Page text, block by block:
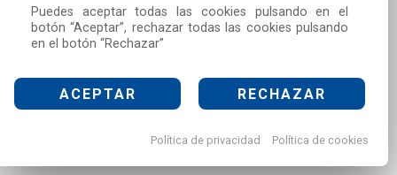
Puedes aceptar todas las cookies pulsando en el
botón “Aceptar”, rechazar todas las cookies pulsando
en el botón “Rechazar”
ACEPTAR RECHAZAR
Política de privacidad Política de cookies